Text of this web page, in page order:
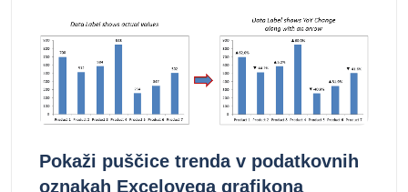
Pokaži puščice trenda v podatkovnih
oznakah Excelovega grafikona